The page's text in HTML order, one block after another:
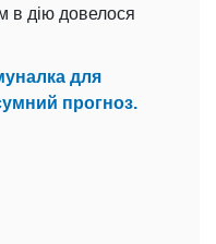
в дію довелося
для
прогноз.